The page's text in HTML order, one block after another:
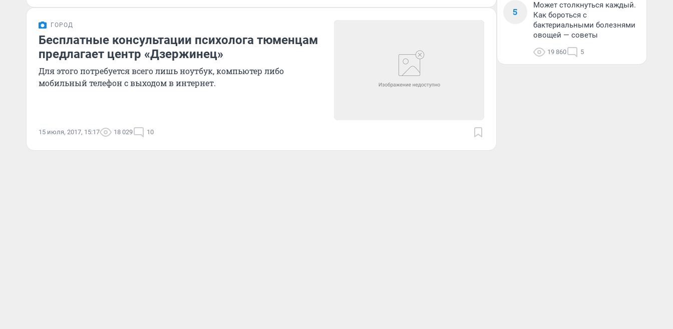
ГОРОД
Бесплатные консультации психолога тюменцам
предлагает центр «Дзержинец»
Для этого потребуется всего лишь ноутбук, компьютер либо
мобильный телефон с выходом в интернет.
15 июля, 2017, 15:17 18 029 10
5
Может столкнуться каждый.
Как бороться с
бактериальными болезнями
овощей — советы
19 860 5